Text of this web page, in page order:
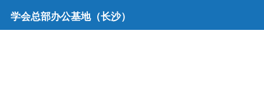
学会总部办公基地（长沙）